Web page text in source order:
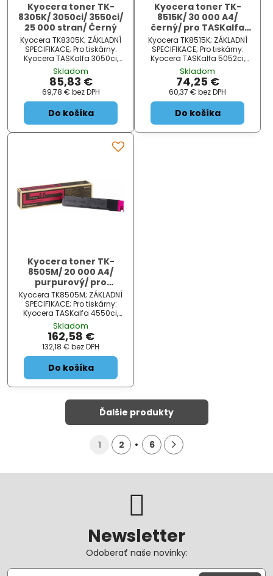
Kyocera toner TK-
8305K/ 3050ci/ 3550ci/
25 000 stran/ Černý
Kyocera TK8305K; ZÁKLADNÍ
SPECIFIKACE; Pro tiskárny:
Kyocera TASKalfa 3050ci,
TASKalfa 3550ci, TASKalfa
3051ci, TASKalfa 3551ci;
Barva: černá; Výdrž: 25000
stran...
Skladom
85,83 €
69,78 € bez DPH
Do košíka
Kyocera toner TK-
8515K/ 30 000 A4/
černý/ pro TASKalfa
5052ci/6052ci
Kyocera TK8515K; ZÁKLADNÍ
SPECIFIKACE; Pro tiskárny:
Kyocera TASKalfa 5052ci,
6052ci; Barva: černá; Výdrž:
30000 stran...
Skladom
74,25 €
60,37 € bez DPH
Do košíka
Kyocera toner TK-
8505M/ 20 000 A4/
purpurový/ pro
TASKalfa
4550/4551/5550/5551ci
Kyocera TK8505M; ZÁKLADNÍ
SPECIFIKACE; Pro tiskárny:
Kyocera TASKalfa 4550ci,
5550ci, 4551ci, 5551ci; Barva:
červená; Výdrž: 20000 stran...
Skladom
162,58 €
132,18 € bez DPH
Do košíka
Ďalšie produkty
1 2 6
Newsletter
Odoberať naše novinky: